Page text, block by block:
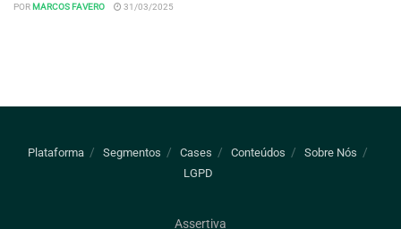
POR MARCOS FAVERO 31/03/2025
Plataforma Segmentos Cases Conteúdos
Sobre Nós
LGPD
Assertiva